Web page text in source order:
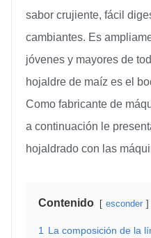
sabor crujiente, fácil
cambiantes. Es
jóvenes y mayores de
hojaldre de maíz es el
Como fabricante de
a continuación le
hojaldrado con las
Contenido esconder
1 La composición de la